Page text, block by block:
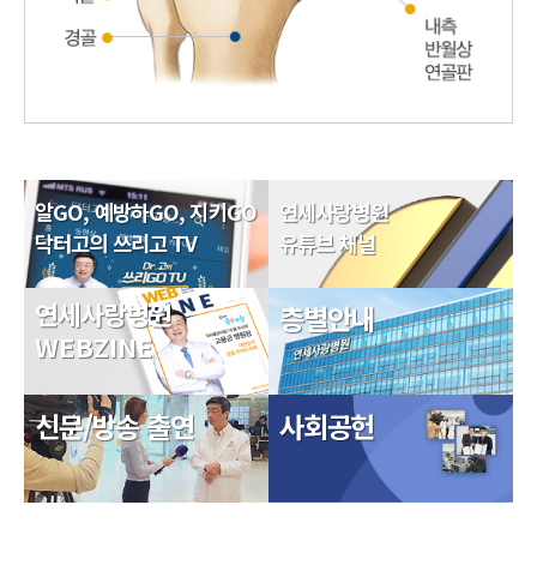
알GO, 예방하GO, 지키GO
닥터고의 쓰리고 TV
연세사랑병원
유튜브 채널
연세사랑병원
WEBZINE
신문/방송 출연
층별안내
사회공헌